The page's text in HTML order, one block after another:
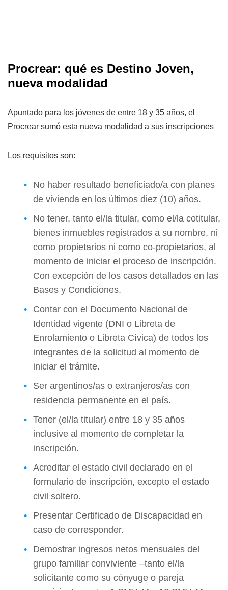
Procrear: qué es Destino Joven,
nueva modalidad
Apuntado para los jóvenes de entre 18 y 35 años, el
Procrear sumó esta nueva modalidad a sus inscripciones
Los requisitos son:
No haber resultado beneficiado/a con planes
de vivienda en los últimos diez (10) años.
No tener, tanto el/la titular, como el/la cotitular,
bienes inmuebles registrados a su nombre, ni
como propietarios ni como co-propietarios, al
momento de iniciar el proceso de inscripción.
Con excepción de los casos detallados en las
Bases y Condiciones.
Contar con el Documento Nacional de
Identidad vigente (DNI o Libreta de
Enrolamiento o Libreta Cívica) de todos los
integrantes de la solicitud al momento de
iniciar el trámite.
Ser argentinos/as o extranjeros/as con
residencia permanente en el país.
Tener (el/la titular) entre 18 y 35 años
inclusive al momento de completar la
inscripción.
Acreditar el estado civil declarado en el
formulario de inscripción, excepto el estado
civil soltero.
Presentar Certificado de Discapacidad en
caso de corresponder.
Demostrar ingresos netos mensuales del
grupo familiar conviviente –tanto el/la
solicitante como su cónyuge o pareja